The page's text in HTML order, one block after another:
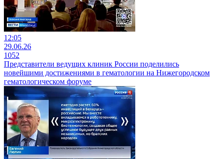
12:05
29.06.26
1052
Представители ведущих клиник России поделились
новейшими достижениями в гематологии на Нижегородском
гематологическом форуме